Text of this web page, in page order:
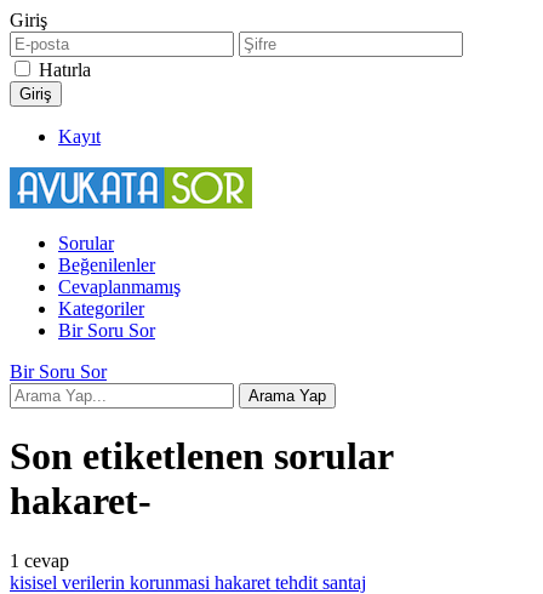
Giriş
Hatırla
Kayıt
Sorular
Beğenilenler
Cevaplanmamış
Kategoriler
Bir Soru Sor
Bir Soru Sor
Son etiketlenen sorular
hakaret-
1 cevap
kisisel verilerin korunmasi hakaret tehdit santaj